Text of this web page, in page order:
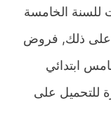
للسنة الخامسة
على ذلك, فروض
ابتدائي
للتحميل على